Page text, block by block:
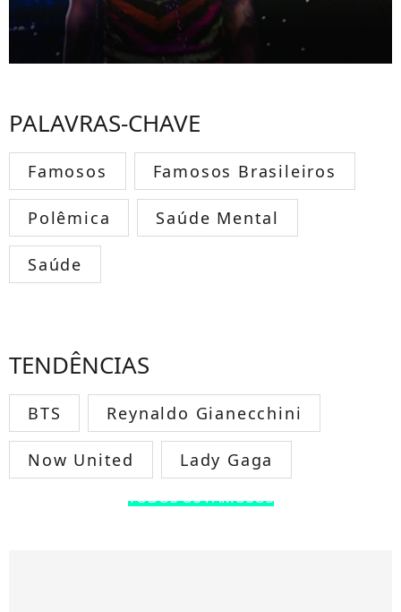
PALAVRAS-CHAVE
Famosos Famosos Brasileiros
Polêmica Saúde Mental
Saúde
TENDÊNCIAS
BTS Reynaldo Gianecchini
Now United Lady Gaga
TODOS OS FAMOSOS